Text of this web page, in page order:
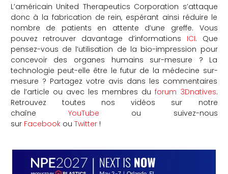
L’américain United Therapeutics Corporation s’attaque
donc à la fabrication de rein, espérant ainsi réduire le
nombre de patients en attente d’une greffe. Vous
pouvez retrouver davantage d’informations ICI. Que
pensez-vous de l’utilisation de la bio-impression pour
concevoir des organes humains sur-mesure ? La
technologie peut-elle être le futur de la médecine sur-
mesure ? Partagez votre avis dans les commentaires
de l’article ou avec les membres duforum 3Dnatives.
Retrouvez toutes nos vidéos sur notre
chaîne YouTube ou suivez-nous
sur Facebookou Twitter!